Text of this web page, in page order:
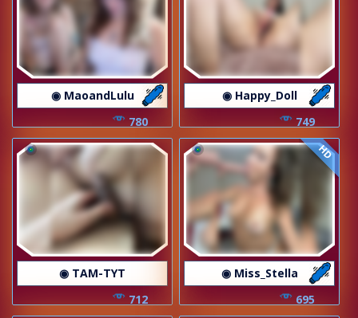
◉ MaoandLulu
780
◉ Happy_Doll
749
◉ TAM-TYT
712
HD
◉ Miss_Stella
695